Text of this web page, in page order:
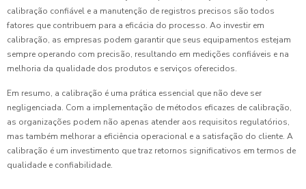
calibração confiável e a manutenção de registros precisos são todos
fatores que contribuem para a eficácia do processo. Ao investir em
calibração, as empresas podem garantir que seus equipamentos estejam
sempre operando com precisão, resultando em medições confiáveis e na
melhoria da qualidade dos produtos e serviços oferecidos.
Em resumo, a calibração é uma prática essencial que não deve ser
negligenciada. Com a implementação de métodos eficazes de calibração,
as organizações podem não apenas atender aos requisitos regulatórios,
mas também melhorar a eficiência operacional e a satisfação do cliente. A
calibração é um investimento que traz retornos significativos em termos de
qualidade e confiabilidade.